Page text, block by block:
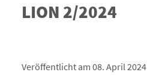
LION 2/2024
Veröffentlicht am 08. April 2024